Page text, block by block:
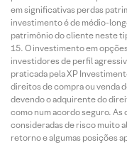
em significativas perdas
investimento é de médio-
patrimônio do cliente neste
O investimento em
investidores de perfil
praticada pela XP
direitos de compra ou venda
devendo o adquirente do
como num acordo seguro. As
consideradas de risco muito
retorno e algumas posições